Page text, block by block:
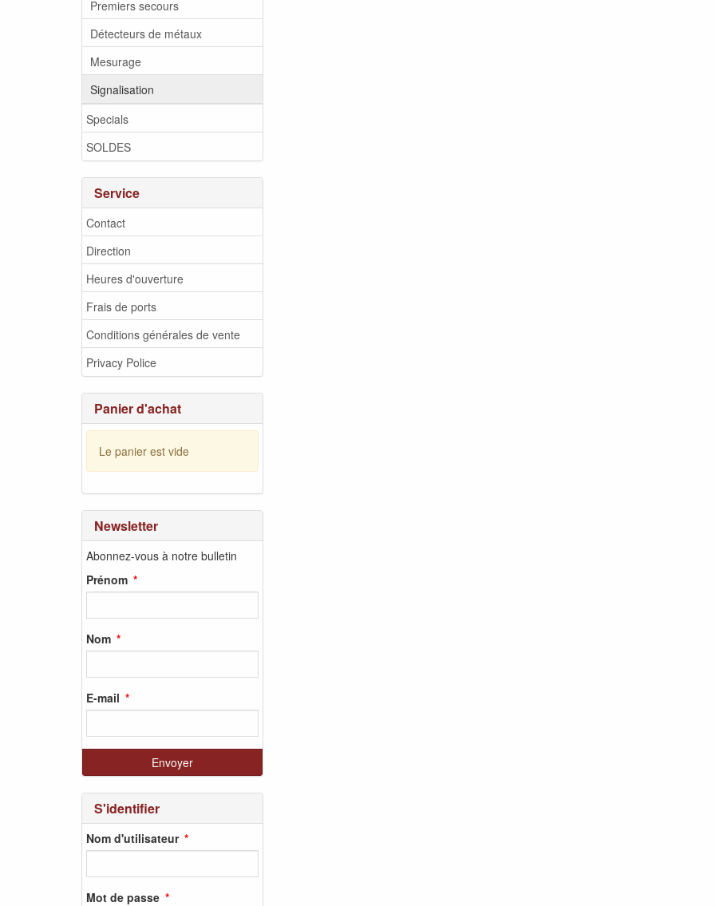
Premiers secours
Détecteurs de métaux
Mesurage
Signalisation
Specials
SOLDES
Service
Contact
Direction
Heures d'ouverture
Frais de ports
Conditions générales de vente
Privacy Police
Panier d'achat
Le panier est vide
Newsletter
Abonnez-vous à notre bulletin
Prénom
Nom
E-mail
S'identifier
Nom d'utilisateur
Mot de passe